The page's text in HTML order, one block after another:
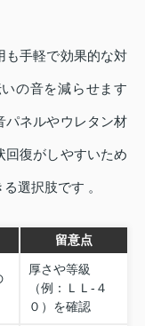
も手軽で効果的な対
の音を減らせます
パネルやウレタン材
回復がしやすいため
選択肢です 。
留意点
厚さや等級
（例：ＬＬ‑４
０）を確認